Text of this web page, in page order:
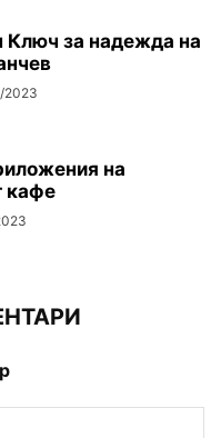
Ключ за надежда на
2023
на
кафе